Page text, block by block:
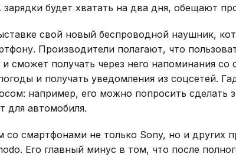
будет хватать на два дня, обещают
свой новый беспроводной наушник,
Производители полагают, что
сможет получать через него напоминания со
и получать уведомления из соцсетей.
например, его можно попросить сделать
для автомобиля.
смартфонами не только Sony, но и других
Его главный минус в том, что после